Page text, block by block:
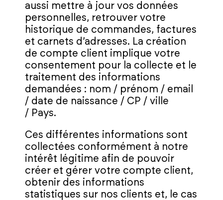
aussi mettre à jour vos données
personnelles, retrouver votre
historique de commandes, factures
et carnets d’adresses. La création
de compte client implique votre
consentement pour la collecte et le
traitement des informations
demandées : nom / prénom / email
/ date de naissance / CP / ville
/ Pays.
Ces différentes informations sont
collectées conformément à notre
intérêt légitime afin de pouvoir
créer et gérer votre compte client,
obtenir des informations
statistiques sur nos clients et, le cas